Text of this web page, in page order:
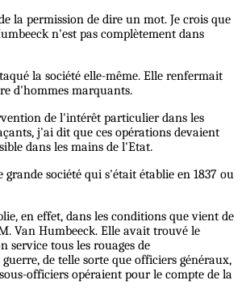
la permission de dire un mot. Je crois que
n'est pas complètement dans
la société elle-même. Elle renfermait
d'hommes marquants.
de l'intérêt particulier dans les
j'ai dit que ces opérations devaient
dans les mains de l'Etat.
société qui s'était établie en 1837 ou
en effet, dans les conditions que vient de
Van Humbeeck. Elle avait trouvé le
service tous les rouages de
de telle sorte que officiers généraux,
officiers opéraient pour le compte de la